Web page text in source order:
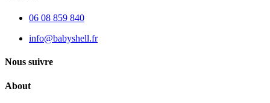
06 08 859 840
info@babyshell.fr
Nous suivre
About